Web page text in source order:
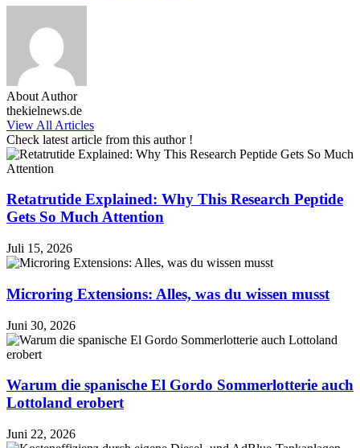
About Author
thekielnews.de
View All Articles
Check latest article from this author !
Retatrutide Explained: Why This Research Peptide
Gets So Much Attention
Juli 15, 2026
Microring Extensions: Alles, was du wissen musst
Juni 30, 2026
Warum die spanische El Gordo Sommerlotterie auch
Lottoland erobert
Juni 22, 2026